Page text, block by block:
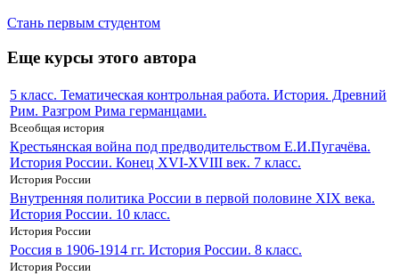
Стань первым студентом
Еще курсы этого автора
5 класс. Тематическая контрольная работа. История. Древний
Рим. Разгром Рима германцами.
Всеобщая история
Крестьянская война под предводительством Е.И.Пугачёва.
История России. Конец XVI-XVIII век. 7 класс.
История России
Внутренняя политика России в первой половине XIX века.
История России. 10 класс.
История России
Россия в 1906-1914 гг. История России. 8 класс.
История России